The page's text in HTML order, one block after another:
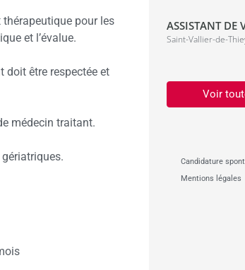
pour les
et l’évalue.
doit être respectée et
médecin traitant.
ASSISTANT DE
Saint-Vallier-de-
Voir
Candidature
Mentions légales